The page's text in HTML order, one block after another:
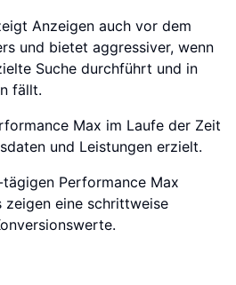
Anzeigen auch vor dem
und bietet aggressiver, wenn
Suche durchführt und in
fällt.
Max im Laufe der Zeit
und Leistungen erzielt.
Performance Max
zeigen eine schrittweise